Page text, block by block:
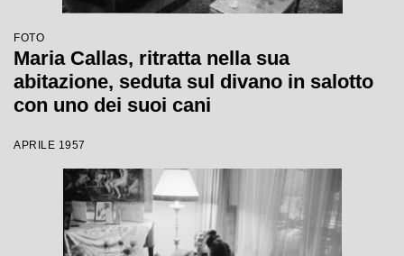
FOTO
Maria Callas, ritratta nella sua
abitazione, seduta sul divano in salotto
con uno dei suoi cani
APRILE 1957